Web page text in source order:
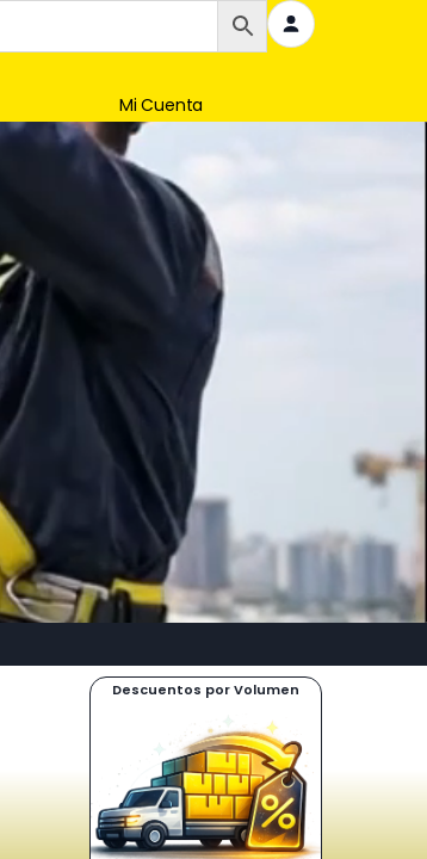
Mi Cuenta
Descuentos por Volumen